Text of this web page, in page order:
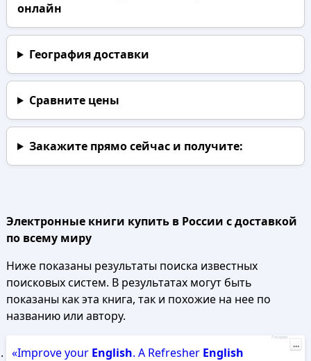
онлайн
География доставки
Сравните цены
Закажите прямо сейчаси получите:
Электронные книги купить в России с доставкой
по всему миру
Ниже показаны результаты поиска известных
поисковых систем. В результатах могут быть
показаны как эта книга, так и похожие на нее по
названию или автору.
«Improve your English. A Refresher English
Реклама
...